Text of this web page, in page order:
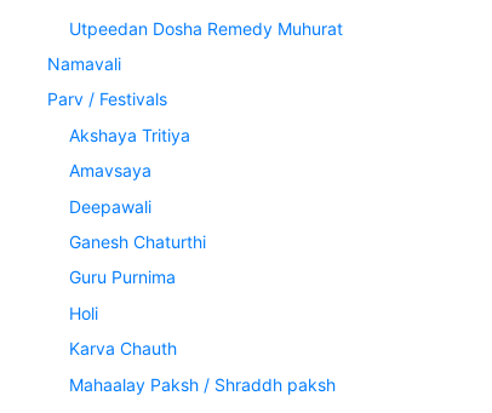
Utpeedan Dosha Remedy Muhurat
Namavali
Parv / Festivals
Akshaya Tritiya
Amavsaya
Deepawali
Ganesh Chaturthi
Guru Purnima
Holi
Karva Chauth
Mahaalay Paksh / Shraddh paksh